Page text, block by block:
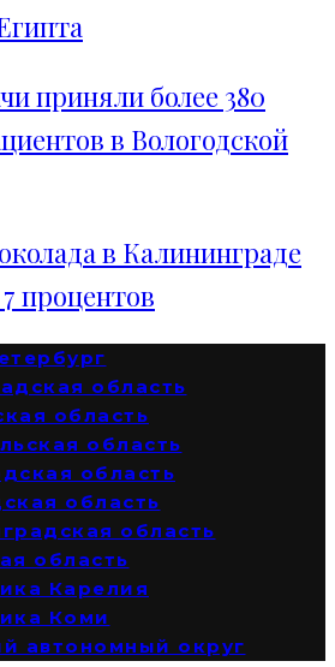
приняли более 380
в Вологодской
в Калининграде
процентов
область
область
область
область
область
область
область
Карелия
Коми
автономный округ